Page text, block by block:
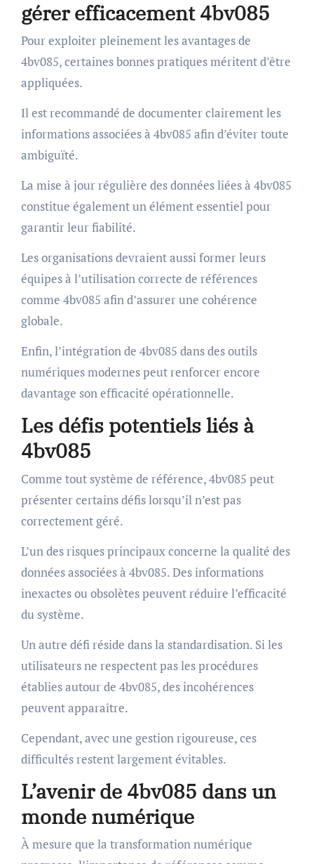
gérer efficacement 4bv085
Pour exploiter pleinement les avantages de
4bv085, certaines bonnes pratiques méritent d’être
appliquées.
Il est recommandé de documenter clairement les
informations associées à 4bv085 afin d’éviter toute
ambiguïté.
La mise à jour régulière des données liées à 4bv085
constitue également un élément essentiel pour
garantir leur fiabilité.
Les organisations devraient aussi former leurs
équipes à l’utilisation correcte de références
comme 4bv085 afin d’assurer une cohérence
globale.
Enfin, l’intégration de 4bv085 dans des outils
numériques modernes peut renforcer encore
davantage son efficacité opérationnelle.
Les défis potentiels liés à
4bv085
Comme tout système de référence, 4bv085 peut
présenter certains défis lorsqu’il n’est pas
correctement géré.
L’un des risques principaux concerne la qualité des
données associées à 4bv085. Des informations
inexactes ou obsolètes peuvent réduire l’efficacité
du système.
Un autre défi réside dans la standardisation. Si les
utilisateurs ne respectent pas les procédures
établies autour de 4bv085, des incohérences
peuvent apparaître.
Cependant, avec une gestion rigoureuse, ces
difficultés restent largement évitables.
L’avenir de 4bv085 dans un
monde numérique
À mesure que la transformation numérique